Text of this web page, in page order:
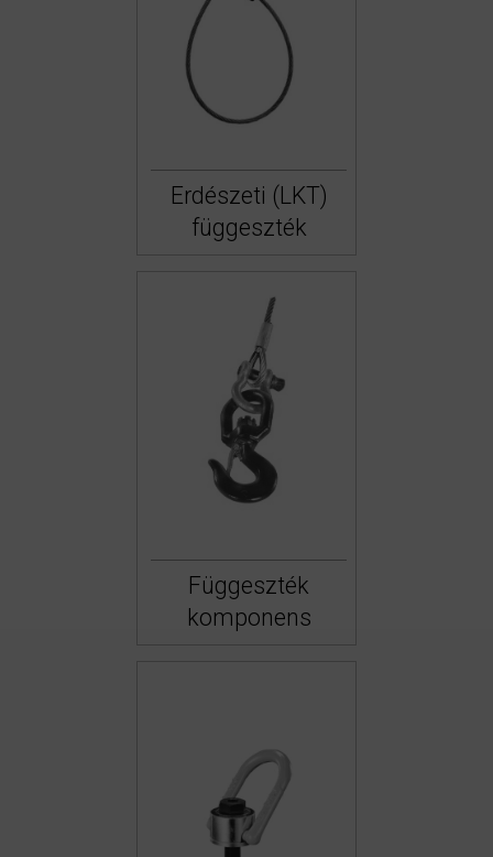
Erdészeti (LKT)
függeszték
Függeszték
komponens